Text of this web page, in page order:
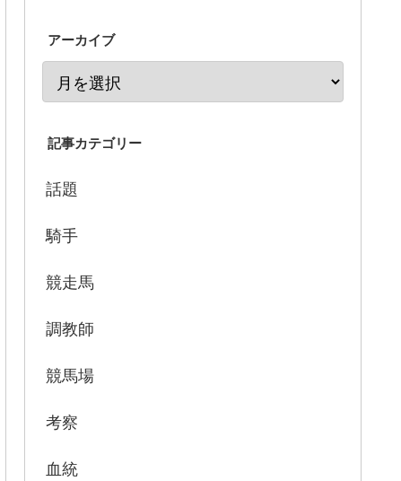
アーカイブ
記事カテゴリー
話題
騎手
競走馬
調教師
競馬場
考察
血統